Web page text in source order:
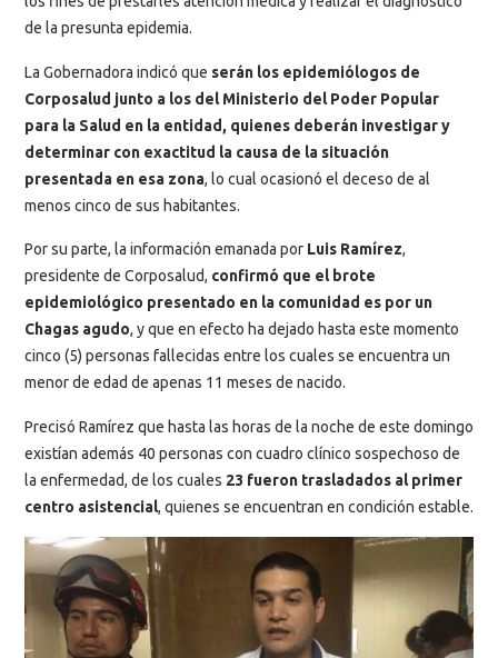
de la presunta epidemia.
La Gobernadora indicó que serán los epidemiólogos de
Corposalud junto a los del Ministerio del Poder Popular
para la Salud en la entidad, quienes deberán investigar y
determinar con exactitud la causa de la situación
presentada en esa zona, lo cual ocasionó el deceso de al
menos cinco de sus habitantes.
Por su parte, la información emanada por Luis Ramírez,
presidente de Corposalud, confirmó que el brote
epidemiológico presentado en la comunidad es por un
Chagas agudo, y que en efecto ha dejado hasta este momento
cinco (5) personas fallecidas entre los cuales se encuentra un
menor de edad de apenas 11 meses de nacido.
Precisó Ramírez que hasta las horas de la noche de este domingo
existían además 40 personas con cuadro clínico sospechoso de
la enfermedad, de los cuales 23 fueron trasladados al primer
centro asistencial, quienes se encuentran en condición estable.